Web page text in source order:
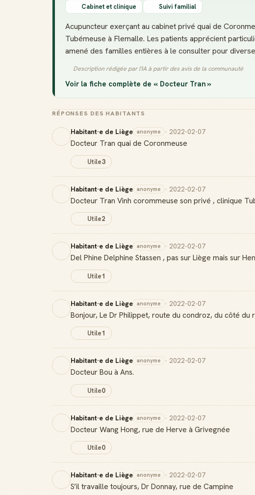
Cabinet et clinique Suivi familial
Acupuncteur exerçant au cabinet privé quai de
Tubémeuse à Flemalle. Les patients apprécient
amené des familles entières à le consulter pour
Description rédigée par l'IA à partir des avis de la communauté
Voir la fiche complète de « Docteur Tran »
RÉPONSES DES HABITANTS
Habitant·e de Liège anonyme · 2022-02-07
Docteur Tran quai de Coronmeuse
Utile3
Habitant·e de Liège anonyme · 2022-02-07
Docteur Tran Vinh corommeuse son privé , clinique
Utile2
Habitant·e de Liège anonyme · 2022-02-07
Del Phine Delphine Stassen , pas sur Liège mais sur
Utile1
Habitant·e de Liège anonyme · 2022-02-07
Bonjour, Le Dr Philippet, route du condroz, du côté du
Utile1
Habitant·e de Liège anonyme · 2022-02-07
Docteur Bou à Ans.
Utile0
Habitant·e de Liège anonyme · 2022-02-07
Docteur Wang Hong, rue de Herve à Grivegnée
Utile0
Habitant·e de Liège anonyme · 2022-02-07
S’il travaille toujours, Dr Donnay, rue de Campine